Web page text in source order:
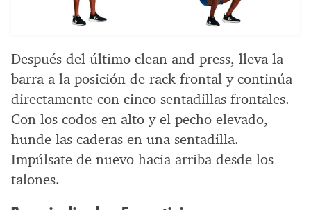
Después del último clean and press, lleva la
barra a la posición de rack frontal y continúa
directamente con cinco sentadillas frontales.
Con los codos en alto y el pecho elevado,
hunde las caderas en una sentadilla.
Impúlsate de nuevo hacia arriba desde los
talones.